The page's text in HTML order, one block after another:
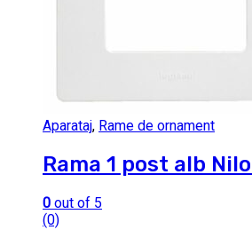
Aparataj, Rame de ornament
Rama 1 post alb
0 out of 5
(0)